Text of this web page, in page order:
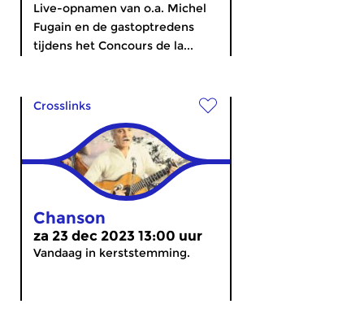
Live-opnamen van o.a. Michel
Fugain en de gastoptredens
tijdens het Concours de la...
Crosslinks
Chanson
za 23 dec 2023 13:00 uur
Vandaag in kerststemming.